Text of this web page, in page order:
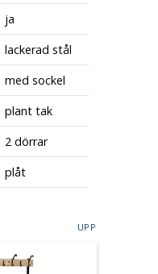
ja
lackerad stål
med sockel
plant tak
2 dörrar
plåt
UPP